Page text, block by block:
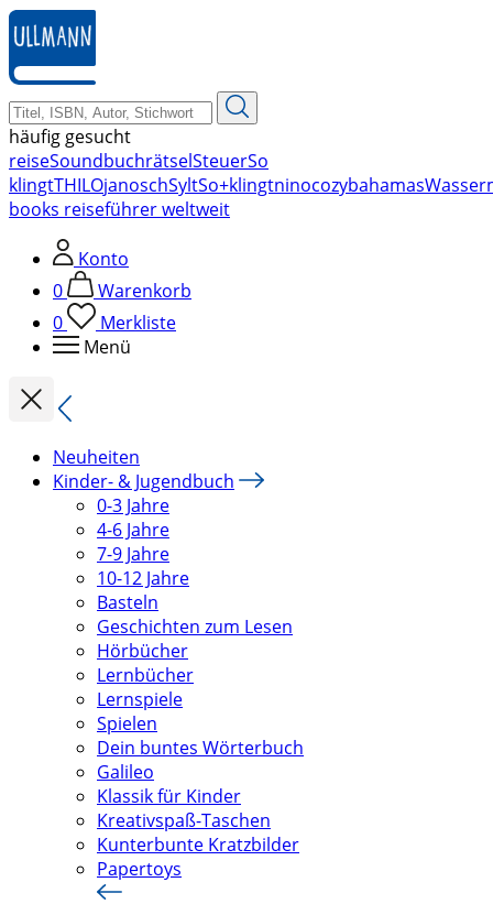
zum
Hauptinhalt
springen
häufig gesucht
reiseSoundbuchrätselSteuerSo
klingtTHILOjanoschSyltSo+klingtninocozybahamas
books reiseführer weltweit
Konto
0
Warenkorb
0
Merkliste
Menü
Neuheiten
Kinder- & Jugendbuch
0-3 Jahre
4-6 Jahre
7-9 Jahre
10-12 Jahre
Basteln
Geschichten zum Lesen
Hörbücher
Lernbücher
Lernspiele
Spielen
Dein buntes Wörterbuch
Galileo
Klassik für Kinder
Kreativspaß-Taschen
Kunterbunte Kratzbilder
Papertoys